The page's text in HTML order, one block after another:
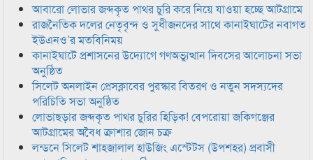
আবারো লোভার জব্দকৃত পাথর চুরি করে নিয়ে যাওয়া হচ্ছে আটগ্রামে
রাজনৈতিক দলের নেতৃবৃন্দ ও সুধীজনদের সাথে কানাইঘাটের নবাগত
ইউএনও’র মতবিনিময়
কানাইঘাটে প্রশাসনের উদ্যোগে গণঅভ্যুত্থান দিবসের আলোচনা সভা
অনুষ্ঠিত
সিলেট অনলাইন প্রেসক্লাবের পুরস্কার বিতরণ ও নতুন সদস্যদের
পরিচিতি সভা অনুষ্ঠিত
লোভাছড়ার জব্দকৃত পাথর চুরির হিড়িক! বেপরোয়া জকিগঞ্জের
আটগ্রামের অবৈধ ক্রাশার জোন চক্র
লন্ডনে সিলেট শাহজালাল হাউজিং এস্টেটস (উপশহর) প্রবাসী